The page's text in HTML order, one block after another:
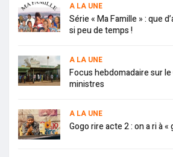
A LA UNE
Série « Ma Famille » : que
si peu de temps !
A LA UNE
Focus hebdomadaire sur
ministres
A LA UNE
Gogo rire acte 2 : on a ri à